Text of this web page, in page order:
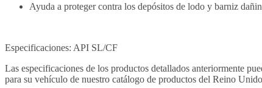
Ayuda a proteger contra los depósitos de lodo y barniz
Especificaciones: API SL/CF
Las especificaciones de los productos detallados anteriormente
para su vehículo de nuestro catálogo de productos del Reino